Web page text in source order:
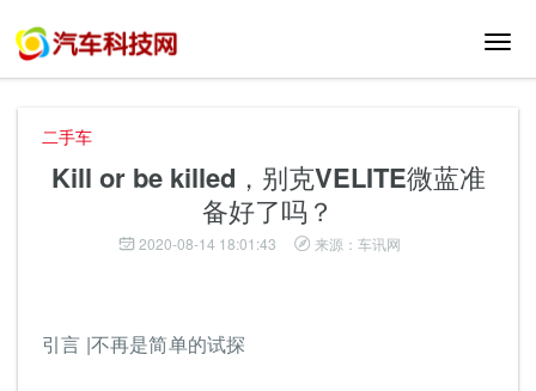
切
二手车
Kill or be killed，别克VELITE微蓝准
备好了吗？
2020-08-14 18:01:43 来源：车讯网
引言 |不再是简单的试探